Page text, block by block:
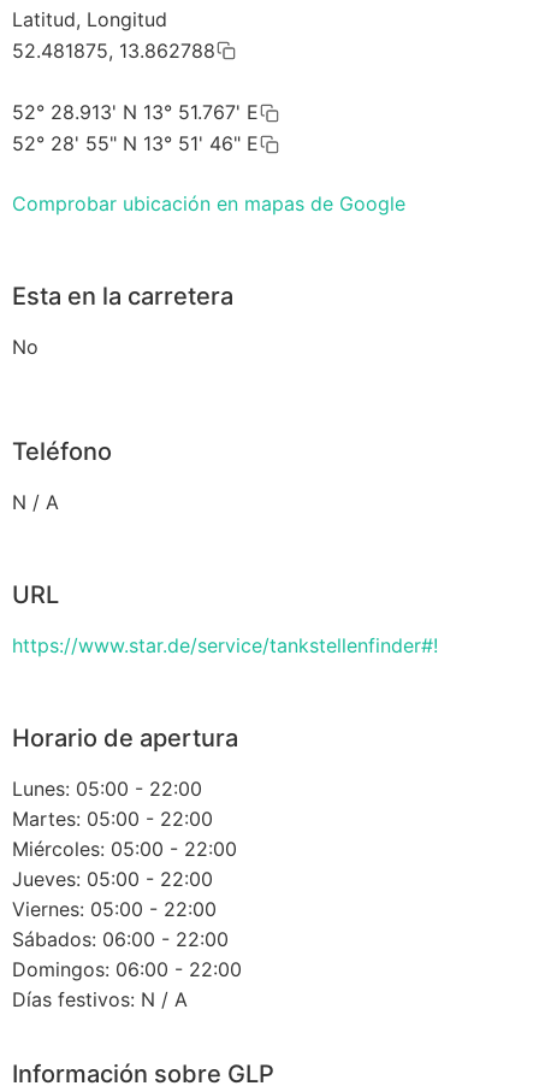
Latitud, Longitud
52.481875, 13.862788
52° 28.913' N 13° 51.767' E
52° 28' 55" N 13° 51' 46" E
Comprobar ubicación en mapas de Google
Esta en la carretera
No
Teléfono
N / A
URL
https://www.star.de/service/tankstellenfinder#!
Horario de apertura
Lunes: 05:00 - 22:00
Martes: 05:00 - 22:00
Miércoles: 05:00 - 22:00
Jueves: 05:00 - 22:00
Viernes: 05:00 - 22:00
Sábados: 06:00 - 22:00
Domingos: 06:00 - 22:00
Días festivos: N / A
Información sobre GLP